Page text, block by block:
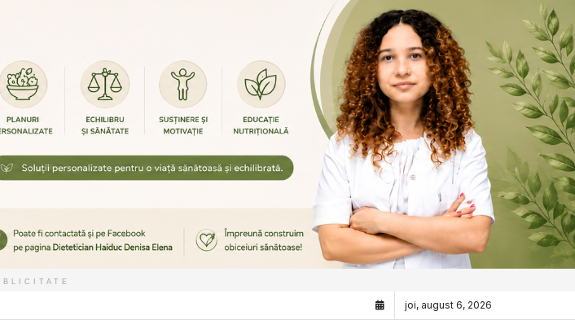
joi, august 6, 2026